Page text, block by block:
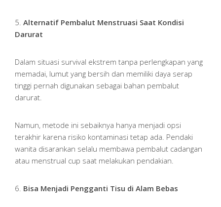
5. Alternatif Pembalut Menstruasi Saat Kondisi
Darurat
Dalam situasi survival ekstrem tanpa perlengkapan yang
memadai, lumut yang bersih dan memiliki daya serap
tinggi pernah digunakan sebagai bahan pembalut
darurat.
Namun, metode ini sebaiknya hanya menjadi opsi
terakhir karena risiko kontaminasi tetap ada. Pendaki
wanita disarankan selalu membawa pembalut cadangan
atau menstrual cup saat melakukan pendakian.
6. Bisa Menjadi Pengganti Tisu di Alam Bebas